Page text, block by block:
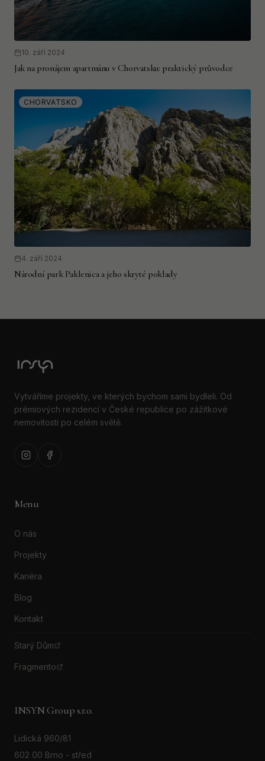
10. září 2024
Jak na pronájem apartmánu v Chorvatsku: praktický průvodce
CHORVATSKO
4. září 2024
Národní park Paklenica a jeho skryté poklady
Vytváříme projekty, ve kterých bychom sami bydleli. Od
prémiových rezidencí v České republice po zážitkové
nemovitosti po celém světě.
Menu
O nás
Projekty
Kariéra
Blog
Kontakt
Starý Dům
Fragmento
INSYN Group s.r.o.
Lidická 960/81
602 00 Brno - střed